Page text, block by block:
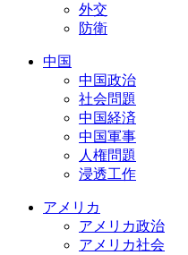
外交
防衛
中国
中国政治
社会問題
中国経済
中国軍事
人権問題
浸透工作
アメリカ
アメリカ政治
アメリカ社会